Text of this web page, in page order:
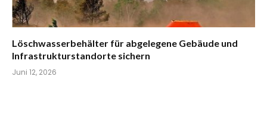
Löschwasserbehälter für abgelegene Gebäude und
Infrastrukturstandorte sichern
Juni 12, 2026